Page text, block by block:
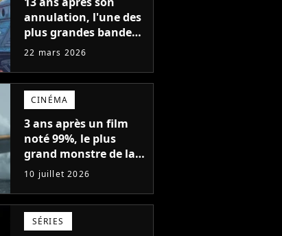
annulation, l'une des
plus grandes bandes
dessinées de science-
série
22 mars 2026
CINÉMA
3 ans après un film
noté 99%, le plus
grand monstre de la
science-fiction revient
dans une suite qui va
écrire l'histoire
10 juillet 2026
SÉRIES